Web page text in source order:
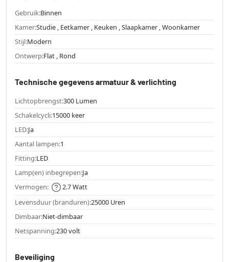
Gebruik:Binnen
Kamer:Studie , Eetkamer , Keuken , Slaapkamer , Woonkamer
Stijl:Modern
Ontwerp:Flat , Rond
Technische gegevens armatuur & verlichting
Lichtopbrengst:300 Lumen
Schakelcycli:15000 keer
LED:Ja
Aantal lampen:1
Fitting:LED
Lamp(en) inbegrepen:Ja
Vermogen:
2.7 Watt
Levensduur (branduren):25000 Uren
Dimbaar:Niet-dimbaar
Netspanning:230 volt
Beveiliging